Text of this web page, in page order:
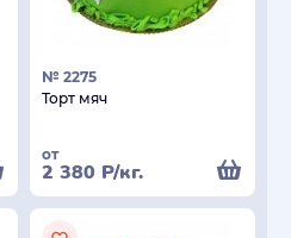
№ 2275
Торт мяч
от
2 380 Р/кг.